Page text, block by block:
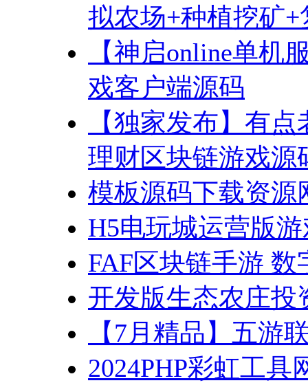
拟农场+种植挖矿
【神启online单机
戏客户端源码
【独家发布】有
理财区块链游戏源
模板源码下载资源
H5电玩城运营版
FAF区块链手游
开发版生态农庄投
【7月精品】五游
2024PHP彩虹工